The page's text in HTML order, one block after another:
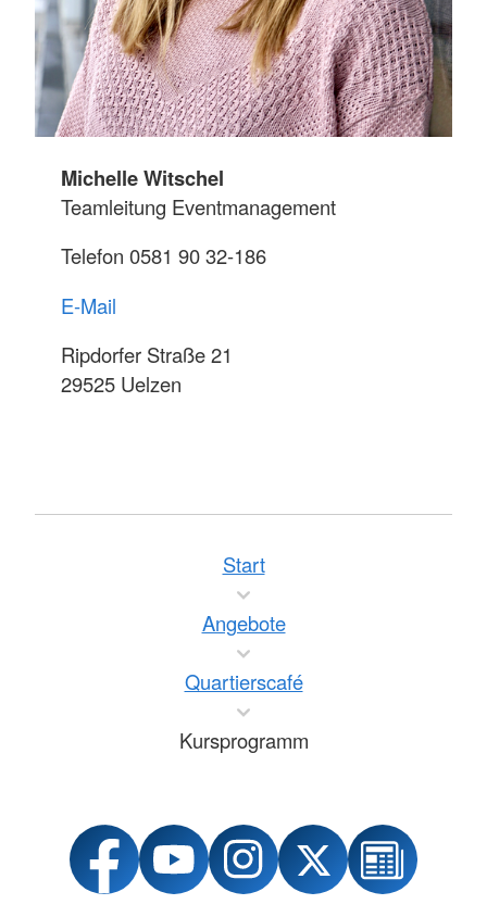
Michelle Witschel
Teamleitung Eventmanagement
Telefon 0581 90 32-186
E-Mail
Ripdorfer Straße 21
29525 Uelzen
Start
Angebote
Quartierscafé
Kursprogramm